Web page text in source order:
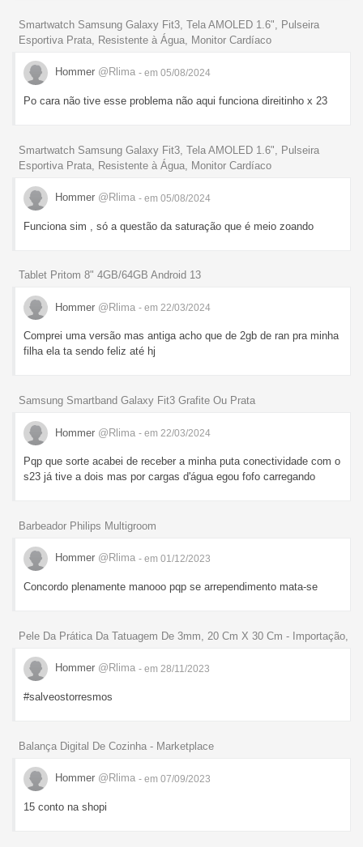
Smartwatch Samsung Galaxy Fit3, Tela AMOLED 1.6", Pulseira
Esportiva Prata, Resistente à Água, Monitor Cardíaco
Hommer @Rlima - em 05/08/2024
Po cara não tive esse problema não aqui funciona direitinho x 23
Smartwatch Samsung Galaxy Fit3, Tela AMOLED 1.6", Pulseira
Esportiva Prata, Resistente à Água, Monitor Cardíaco
Hommer @Rlima - em 05/08/2024
Funciona sim , só a questão da saturação que é meio zoando
Tablet Pritom 8" 4GB/64GB Android 13
Hommer @Rlima - em 22/03/2024
Comprei uma versão mas antiga acho que de 2gb de ran pra minha
filha ela ta sendo feliz até hj
Samsung Smartband Galaxy Fit3 Grafite Ou Prata
Hommer @Rlima - em 22/03/2024
Pqp que sorte acabei de receber a minha puta conectividade com o
s23 já tive a dois mas por cargas d'água egou fofo carregando
Barbeador Philips Multigroom
Hommer @Rlima - em 01/12/2023
Concordo plenamente manooo pqp se arrependimento mata-se
Pele Da Prática Da Tatuagem De 3mm, 20 Cm X 30 Cm - Importação,
Hommer @Rlima - em 28/11/2023
#salveostorresmos
Balança Digital De Cozinha - Marketplace
Hommer @Rlima - em 07/09/2023
15 conto na shopi